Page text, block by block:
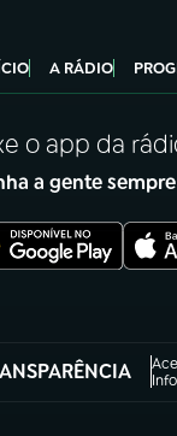
A RÁDIO
o app da
a gente
nova aba)